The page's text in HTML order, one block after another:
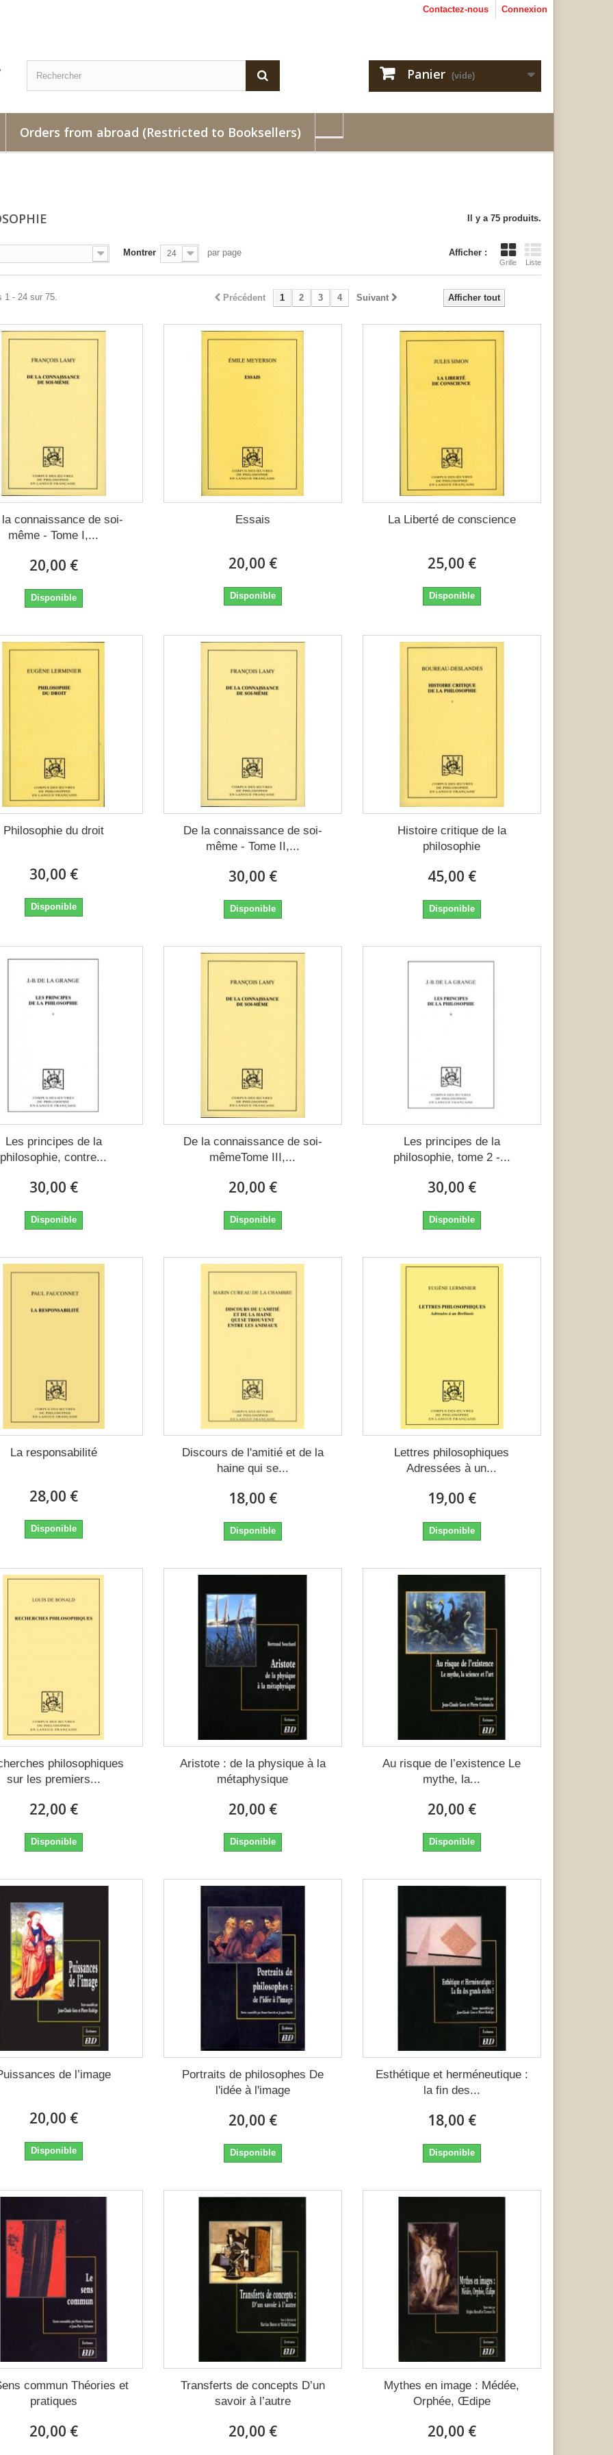
Connexion
Contactez-nous
Panier (vide)
Orders from abroad (Restricted to Booksellers)
Il y a 75 produits.
Afficher :
Grille Liste
Montrer 24 par page
Afficher tout
Précédent 1 2 3 4 Suivant
1 - 24 sur 75.
connaissance de soi-
même - Tome I,...
20,00 €
Disponible
Essais
20,00 €
Disponible
La Liberté de conscience
25,00 €
Disponible
Philosophie du droit
30,00 €
Disponible
De la connaissance de soi-
même - Tome II,...
30,00 €
Disponible
Histoire critique de la
philosophie
45,00 €
Disponible
Les principes de la
philosophie, contre...
30,00 €
Disponible
De la connaissance de soi-
mêmeTome III,...
20,00 €
Disponible
Les principes de la
philosophie, tome 2 -...
30,00 €
Disponible
La responsabilité
28,00 €
Disponible
Discours de l'amitié et de la
haine qui se...
18,00 €
Disponible
Lettres philosophiques
Adressées à un...
19,00 €
Disponible
philosophiques
sur les premiers...
22,00 €
Disponible
Aristote : de la physique à la
métaphysique
20,00 €
Disponible
Au risque de l’existence Le
mythe, la...
20,00 €
Disponible
de l’image
20,00 €
Disponible
Portraits de philosophes De
l'idée à l'image
20,00 €
Disponible
Esthétique et herméneutique :
la fin des...
18,00 €
Disponible
commun Théories et
pratiques
20,00 €
Transferts de concepts D’un
savoir à l’autre
20,00 €
Mythes en image : Médée,
Orphée, Œdipe
20,00 €